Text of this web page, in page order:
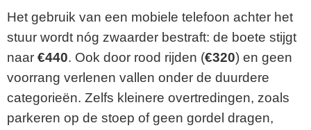
Het gebruik van een mobiele telefoon achter het
stuur wordt nóg zwaarder bestraft: de boete stijgt
naar €440. Ook door rood rijden (€320) en geen
voorrang verlenen vallen onder de duurdere
categorieën. Zelfs kleinere overtredingen, zoals
parkeren op de stoep of geen gordel dragen,